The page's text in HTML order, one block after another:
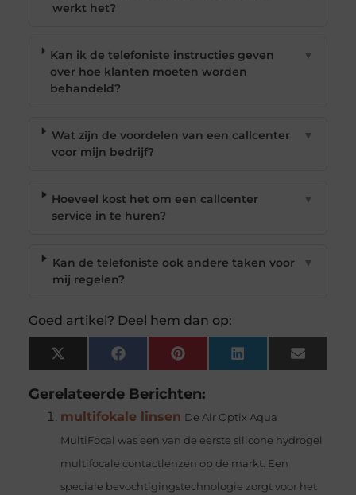
werkt het?
Kan ik de telefoniste instructies geven
over hoe klanten moeten worden
behandeld?
▼
Wat zijn de voordelen van een callcenter
voor mijn bedrijf?
▼
Hoeveel kost het om een callcenter
service in te huren?
▼
Kan de telefoniste ook andere taken voor
mij regelen?
▼
Goed artikel? Deel hem dan op:
X
(Twitter)
FacebookPinterest LinkedIn Email
Gerelateerde Berichten:
multifokale linsen De Air Optix Aqua
MultiFocal was een van de eerste silicone hydrogel
multifocale contactlenzen op de markt. Een
speciale bevochtigingstechnologie zorgt voor het